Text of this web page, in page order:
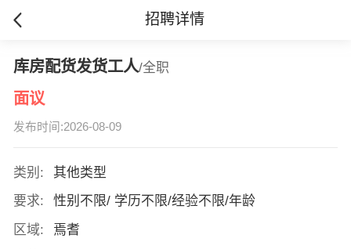
招聘详情
库房配货发货工人/全职
面议
发布时间:2026-08-09
类别:
其他类型
要求:
性别不限/ 学历不限/经验不限/年龄
区域:
焉耆